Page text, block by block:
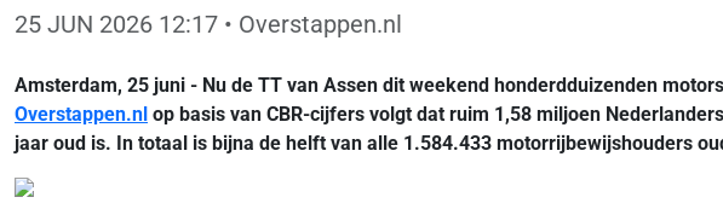
25 JUN 2026 12:17 • Overstappen.nl
Amsterdam, 25 juni - Nu de TT van Assen dit weekend honderdduizenden
Overstappen.nl op basis van CBR-cijfers volgt dat ruim 1,58 miljoen
jaar oud is. In totaal is bijna de helft van alle 1.584.433 motorrijbewijshouders